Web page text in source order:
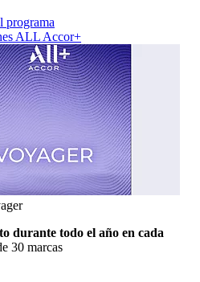
programa
ALL Accor+
durante todo el año en cada
30 marcas